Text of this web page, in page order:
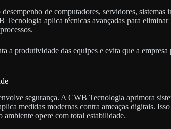
de computadores, servidores, sistemas
Tecnologia aplica técnicas avançadas para
a produtividade das equipes e evita que a
segurança. A CWB Tecnologia aprimora
medidas modernas contra ameaças digitais.
ambiente opere com total estabilidade.